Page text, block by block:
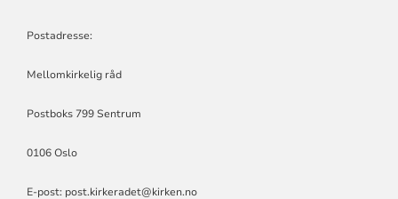
Postadresse:
Mellomkirkelig råd
Postboks 799 Sentrum
0106 Oslo
E-post: post.kirkeradet@kirken.no